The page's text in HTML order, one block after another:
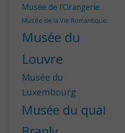
Musée de l'Orangerie
Musée de la Vie Romantique
Musée du
Louvre
Musée du
Luxembourg
Musée du quai